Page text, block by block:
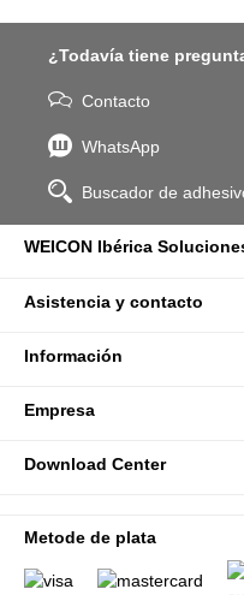
¿Todavía tiene
Contacto
WhatsApp
Buscador de
WEICON Ibérica
Asistencia y contacto
Información
Empresa
Download Center
Metode de plata